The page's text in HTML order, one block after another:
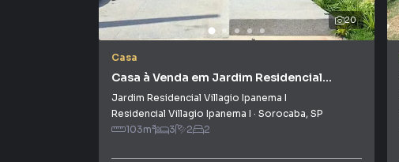
rápido. Contamos também com um time de
atendimento preparada para atender proprietários e
20
Casa
Casa à Venda em Jardim Residencial
Villagio Ipanema I
Jardim Residencial Villagio Ipanema I
Residencial Villagio Ipanema I · Sorocaba, SP
103m² 3 2 2